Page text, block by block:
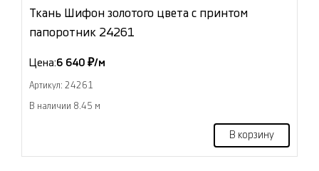
Ткань Шифон золотого цвета с принтом
папоротник 24261
Цена:6 640 ₽/м
Артикул: 24261
В наличии 8.45 м
В корзину